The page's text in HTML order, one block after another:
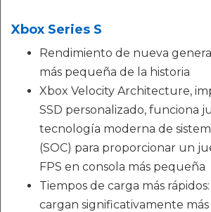
Xbox Series S
Rendimiento de nueva
más pequeña de la historia
Xbox Velocity Architecture,
SSD personalizado, funciona
tecnología moderna de
(SOC) para proporcionar un
FPS en consola más pequeña
Tiempos de carga más
cargan significativamente más